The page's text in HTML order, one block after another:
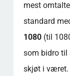
mest
standard
1080(til
som bidro til
skjøt i været.